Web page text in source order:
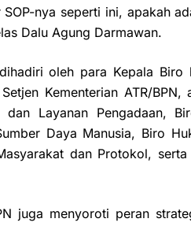
nya seperti ini, apakah
Dalu Agung Darmawan.
oleh para Kepala
Kementerian ATR/
Layanan Pengadaan,
Daya Manusia, Biro
dan Protokol,
juga menyoroti peran